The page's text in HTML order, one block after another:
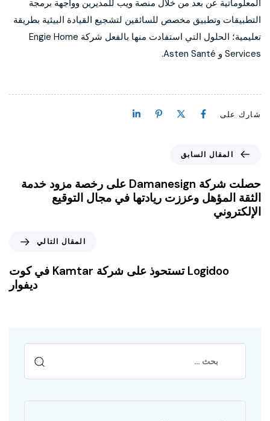
المعلوماتية عن بعد من خلال منصة ويب للمديرين وواجهة برمجة
التطبيقات وتطبيق مخصص للسائقين لتشجيع القيادة البيئية بطريقة
تعليمية؛ الحلول التي استفادت منها بالفعل شركة Engie Home
Services و Asten Santé.
شارك على
المقال السابق
حصلت شركة Damanesign على رخصة مزود خدمة
الثقة المؤهل وعززت ريادتها في مجال التوقيع
الإلكتروني
المقال التالي
Logidoo تستحوذ على شركة Kamtar في كوت
ديفوار